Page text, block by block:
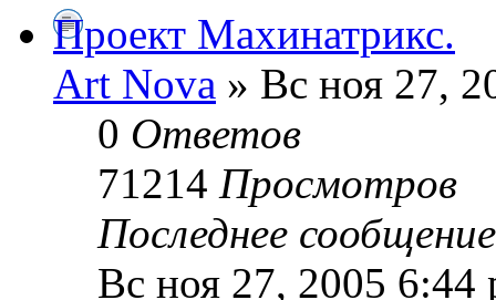
Проект Махинатрикс.
Art Nova » Вс ноя 27,
0 Ответов
71214 Просмотров
Последнее
Вс ноя 27, 2005 6:44